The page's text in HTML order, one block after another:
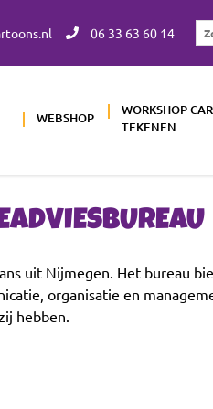
06 33 63 60 14
WEBSHOP
WORKSHOP
TEKENEN
uit Nijmegen. Het bureau
organisatie en
hebben.